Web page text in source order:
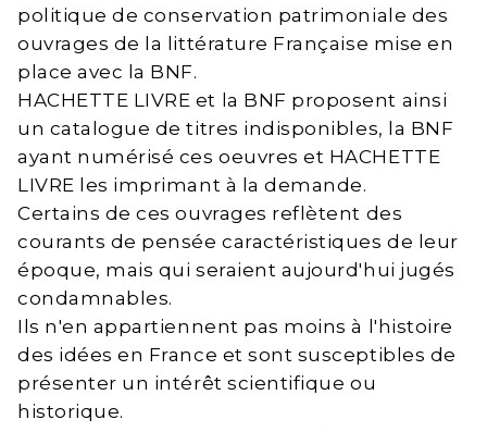
politique de conservation patrimoniale des
ouvrages de la littérature Française mise en
place avec la BNF.
HACHETTE LIVRE et la BNF proposent ainsi
un catalogue de titres indisponibles, la BNF
ayant numérisé ces oeuvres et HACHETTE
LIVRE les imprimant à la demande.
Certains de ces ouvrages reflètent des
courants de pensée caractéristiques de leur
époque, mais qui seraient aujourd'hui jugés
condamnables.
Ils n'en appartiennent pas moins à l'histoire
des idées en France et sont susceptibles de
présenter un intérêt scientifique ou
historique.